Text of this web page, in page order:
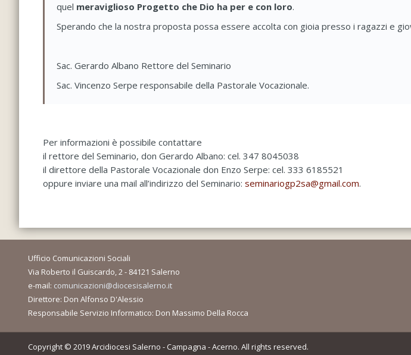
quel meraviglioso Progetto che Dio ha per e con loro.
Sperando che la nostra proposta possa essere accolta con gioia presso i ragazzi e
Sac. Gerardo Albano Rettore del Seminario
Sac. Vincenzo Serpe responsabile della Pastorale Vocazionale.
Per informazioni è possibile contattare
il rettore del Seminario, don Gerardo Albano: cel. 347 8045038
il direttore della Pastorale Vocazionale don Enzo Serpe: cel. 333 6185521
oppure inviare una mail all’indirizzo del Seminario: seminariogp2sa@gmail.com.
Ufficio Comunicazioni Sociali
Via Roberto il Guiscardo, 2 - 84121 Salerno
e-mail: comunicazioni@diocesisalerno.it
Direttore: Don Alfonso D'Alessio
Responsabile Servizio Informatico: Don Massimo Della Rocca
Copyright © 2019 Arcidiocesi Salerno - Campagna - Acerno. All rights reserved.